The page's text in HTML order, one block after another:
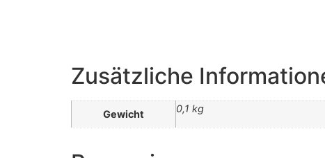
Zusätzliche
Gewicht 0,1 kg